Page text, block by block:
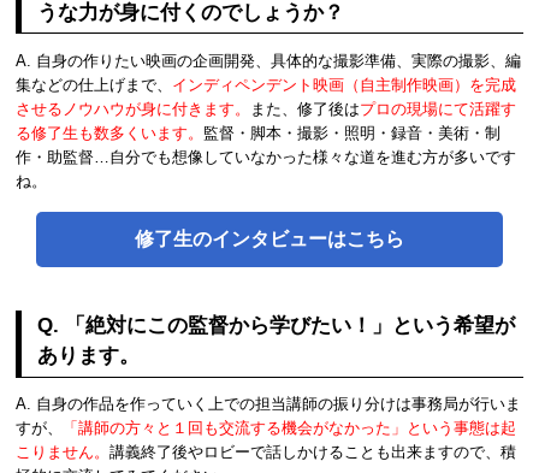
うな力が身に付くのでしょうか？
A. 自身の作りたい映画の企画開発、具体的な撮影準備、実際の撮影、編
集などの仕上げまで、 インディペンデント映画（自主制作映画）を完成
させるノウハウが身に付きます。
また、修了後はプロの現場にて活躍す
る修了生も数多くいます。 監督・脚本・撮影・照明・録音・美術・制
作・助監督…自分でも想像していなかった様々な道を進む方が多いです
ね。
修了生のインタビューはこちら
Q. 「絶対にこの監督から学びたい！」という希望が
あります。
A. 自身の作品を作っていく上での担当講師の振り分けは事務局が行いま
すが、
「講師の方々と１回も交流する機会がなかった」という事態は起
こりません。講義終了後やロビーで話しかけることも出来ますので、積